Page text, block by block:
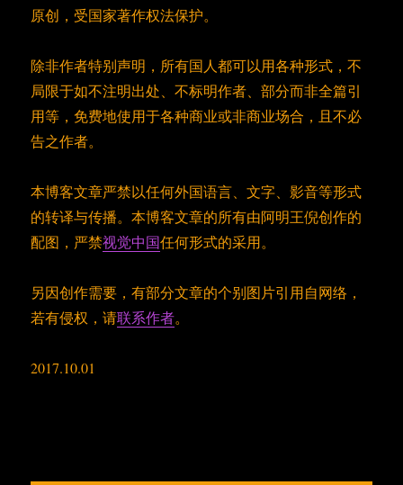
原创，受国家著作权法保护。
除非作者特别声明，所有国人都可以用各种形式，不
局限于如不注明出处、不标明作者、部分而非全篇引
用等，免费地使用于各种商业或非商业场合，且不必
告之作者。
本博客文章严禁以任何外国语言、文字、影音等形式
的转译与传播。本博客文章的所有由阿明王倪创作的
配图，严禁视觉中国任何形式的采用。
另因创作需要，有部分文章的个别图片引用自网络，
若有侵权，请联系作者。
2017.10.01